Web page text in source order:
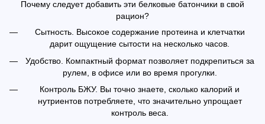
Почему следует добавить эти белковые батончики в свой
рацион?
Сытность. Высокое содержание протеина и клетчатки
дарит ощущение сытости на несколько часов.
Удобство. Компактный формат позволяет подкрепиться за
рулем, в офисе или во время прогулки.
Контроль БЖУ. Вы точно знаете, сколько калорий и
нутриентов потребляете, что значительно упрощает
контроль веса.